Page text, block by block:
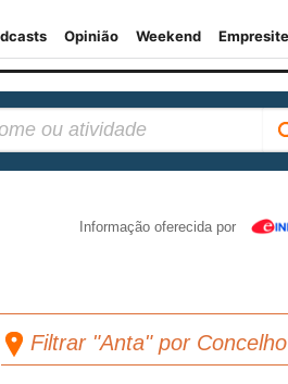
Informação oferecida por
Filtrar "Anta" por Concelho